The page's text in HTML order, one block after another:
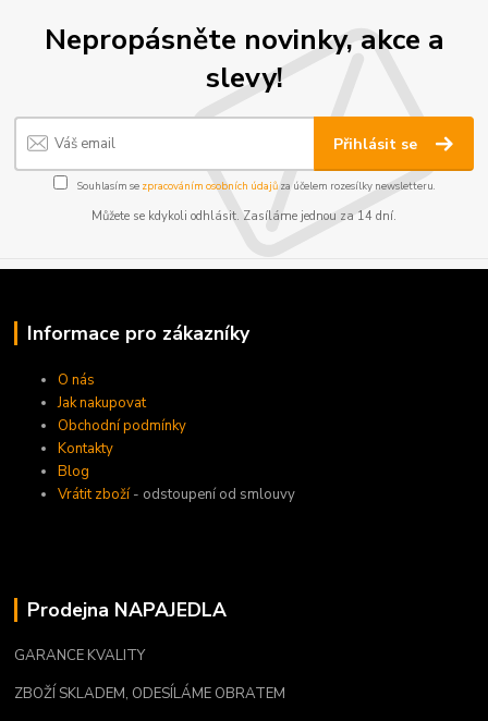
Nepropásněte novinky, akce a
slevy!
Přihlásit se
Souhlasím se zpracováním osobních údajůza účelem rozesílky newsletteru.
Můžete se kdykoli odhlásit. Zasíláme jednou za 14 dní.
Informace pro zákazníky
O nás
Jak nakupovat
Obchodní podmínky
Kontakty
Blog
Vrátit zboží- odstoupení od smlouvy
Prodejna NAPAJEDLA
GARANCE KVALITY
ZBOŽÍ SKLADEM, ODESÍLÁME OBRATEM